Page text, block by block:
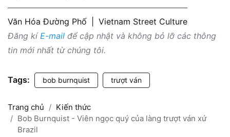
Văn Hóa Đường Phố
Vietnam Street Culture
Đăng kíE-mail để cập nhật và không bỏ lỡ các thông
tin mới nhất từ chúng tôi.
Tags: bob burnquist trượt ván
Trang chủ
Kiến thức
Bob Burnquist - Viên ngọc quý của làng trượt ván xứ
Brazil